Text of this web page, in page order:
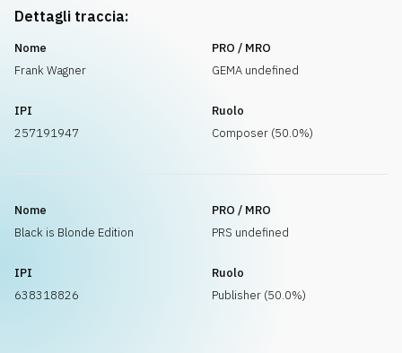
Dettagli traccia:
Nome
Frank Wagner
PRO / MRO
GEMA undefined
IPI
257191947
Ruolo
Composer (50.0%)
Nome
Black is Blonde Edition
PRO / MRO
PRS undefined
IPI
638318826
Ruolo
Publisher (50.0%)